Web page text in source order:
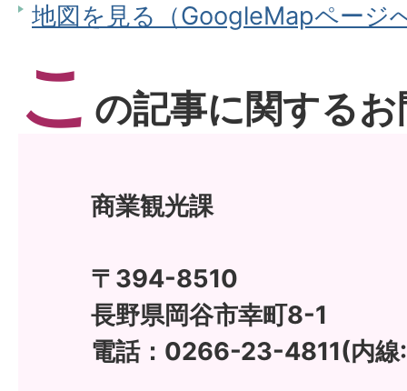
地図を見る（GoogleMapページ
こ の記事に関する
商業観光課
〒394-8510
長野県岡谷市幸町8-1
電話：0266-23-4811(内線